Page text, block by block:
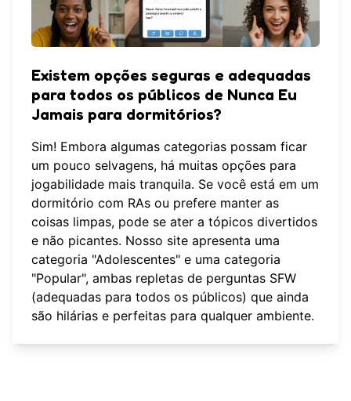
Existem opções seguras e adequadas
para todos os públicos de Nunca Eu
Jamais para dormitórios?
Sim! Embora algumas categorias possam ficar
um pouco selvagens, há muitas opções para
jogabilidade mais tranquila. Se você está em um
dormitório com RAs ou prefere manter as
coisas limpas, pode se ater a tópicos divertidos
e não picantes. Nosso site apresenta uma
categoria "Adolescentes" e uma categoria
"Popular", ambas repletas de perguntas SFW
(adequadas para todos os públicos) que ainda
são hilárias e perfeitas para qualquer ambiente.